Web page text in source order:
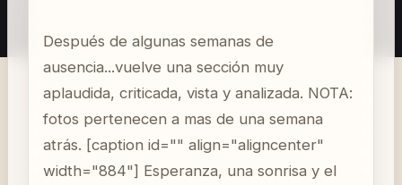
Después de algunas semanas de
ausencia...vuelve una sección muy
aplaudida, criticada, vista y analizada. NOTA:
fotos pertenecen a mas de una semana
atrás. [caption id="" align="aligncenter"
width="884"] Esperanza, una sonrisa y el